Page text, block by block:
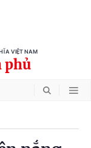
VIỆT NAM
phủ